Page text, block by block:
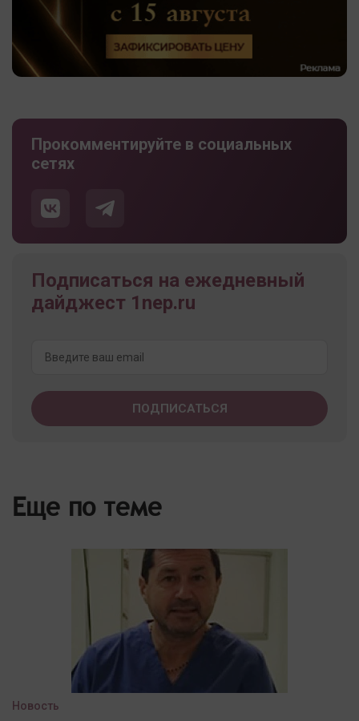
Прокомментируйте в социальных
сетях
Подписаться на ежедневный
дайджест 1nep.ru
Еще по теме
Новость